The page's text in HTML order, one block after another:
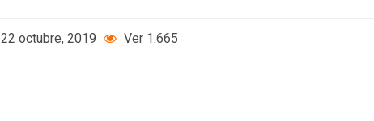
22 octubre, 2019 Ver 1.665